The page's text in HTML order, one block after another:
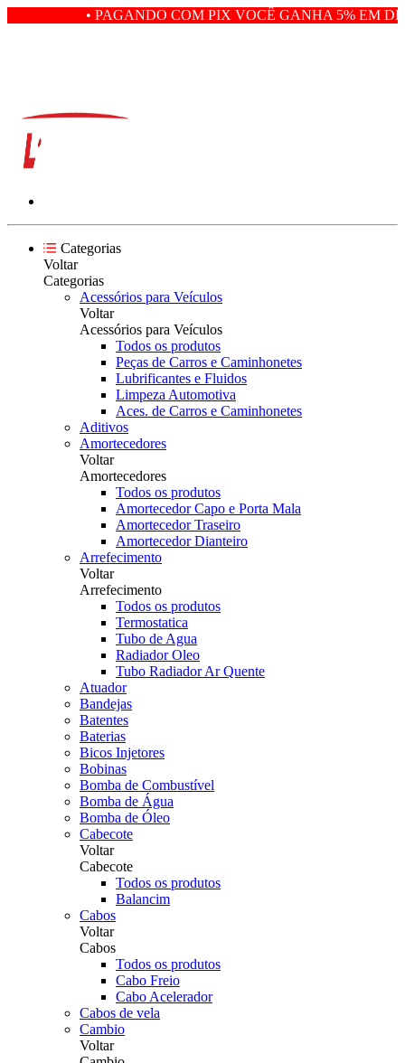
• PAGANDO COM PIX VOCÊ GANHA 5% EM
Categorias
Voltar
Categorias
Acessórios para Veículos
Voltar
Acessórios para Veículos
Todos os produtos
Peças de Carros e Caminhonetes
Lubrificantes e Fluidos
Limpeza Automotiva
Aces. de Carros e Caminhonetes
Aditivos
Amortecedores
Voltar
Amortecedores
Todos os produtos
Amortecedor Capo e Porta Mala
Amortecedor Traseiro
Amortecedor Dianteiro
Arrefecimento
Voltar
Arrefecimento
Todos os produtos
Termostatica
Tubo de Agua
Radiador Oleo
Tubo Radiador Ar Quente
Atuador
Bandejas
Batentes
Baterias
Bicos Injetores
Bobinas
Bomba de Combustível
Bomba de Água
Bomba de Óleo
Cabecote
Voltar
Cabecote
Todos os produtos
Balancim
Cabos
Voltar
Cabos
Todos os produtos
Cabo Freio
Cabo Acelerador
Cabos de vela
Cambio
Voltar